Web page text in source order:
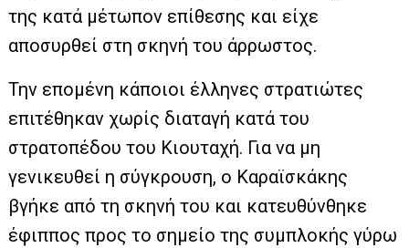
της κατά μέτωπον επίθεσης και είχε
αποσυρθεί στη σκηνή του άρρωστος.
Την επομένη κάποιοι έλληνες στρατιώτες
επιτέθηκαν χωρίς διαταγή κατά του
στρατοπέδου του Κιουταχή. Για να μη
γενικευθεί η σύγκρουση, ο Καραϊσκάκης
βγήκε από τη σκηνή του και κατευθύνθηκε
έφιππος προς το σημείο της συμπλοκής γύρω